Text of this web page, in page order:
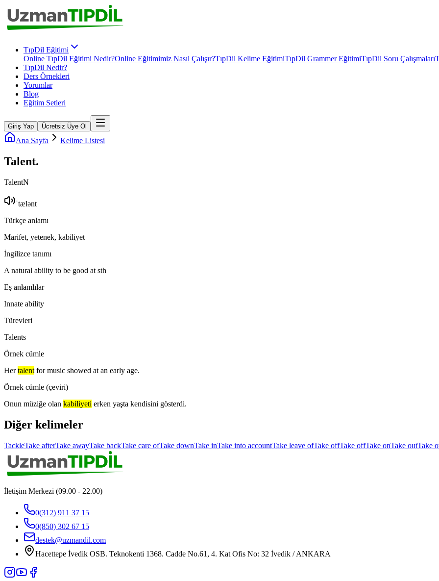
TıpDil Eğitimi
Online TıpDil Eğitimi Nedir?Online Eğitimimiz Nasıl Çalışır?TıpDil Kelime EğitimiTıpDil Grammer EğitimiTıpDil Soru Çalışmaları
TıpDil Nedir?
Ders Örnekleri
Yorumlar
Blog
Eğitim Setleri
Giriş Yap Ücretsiz Üye Ol
Ana Sayfa Kelime Listesi
Talent.
TalentN
ˈtælənt
Türkçe anlamı
Marifet, yetenek, kabiliyet
İngilizce tanımı
A natural ability to be good at sth
Eş anlamlılar
Innate ability
Türevleri
Talents
Örnek cümle
Her talent for music showed at an early age.
Örnek cümle (çeviri)
Onun müziğe olan kabiliyeti erken yaşta kendisini gösterdi.
Diğer kelimeler
TackleTake afterTake awayTake backTake care ofTake downTake inTake into accountTake leave ofTake offTake offTake onTake outTake
İletişim Merkezi (09.00 - 22.00)
0(312) 911 37 15
0(850) 302 67 15
destek@uzmandil.com
Hacettepe İvedik OSB. Teknokenti 1368. Cadde No.61, 4. Kat Ofis No: 32 İvedik / ANKARA